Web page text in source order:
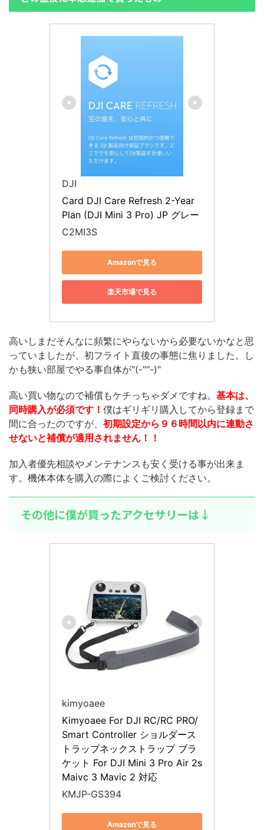
DJI
Card DJI Care Refresh 2-Year
Plan (DJI Mini 3 Pro) JP グレー
C2MI3S
Amazonで見る
楽天市場で見る
高いしまだそんなに頻繁にやらないから必要ないかなと思
っていましたが、初フライト直後の事態に焦りました。し
かも狭い部屋でやる事自体が"(-""-)"
高い買い物なので補償もケチっちゃダメですね。 基本は、
同時購入が必須です！ 僕はギリギリ購入してから登録まで
間に合ったのですが、 初期設定から９６時間以内に連動さ
せないと補償が適用されません！！
加入者優先相談やメンテナンスも安く受ける事が出来ま
す。機体本体を購入の際によくご検討ください。
その他に僕が買ったアクセサリーは↓
kimyoaee
Kimyoaee For DJI RC/RC PRO/
Smart Controller ショルダース
トラップネックストラップ ブラ
ケット For DJI Mini 3 Pro Air 2s
Maivc 3 Mavic 2 対応
KMJP-GS394
Amazonで見る